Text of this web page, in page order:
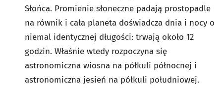
Słońca. Promienie słoneczne padają prostopadle
na równik i cała planeta doświadcza dnia i nocy o
niemal identycznej długości: trwają około 12
godzin. Właśnie wtedy rozpoczyna się
astronomiczna wiosna na półkuli północnej i
astronomiczna jesień na półkuli południowej.